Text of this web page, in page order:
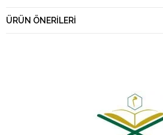
ÜRÜN ÖNERILERI